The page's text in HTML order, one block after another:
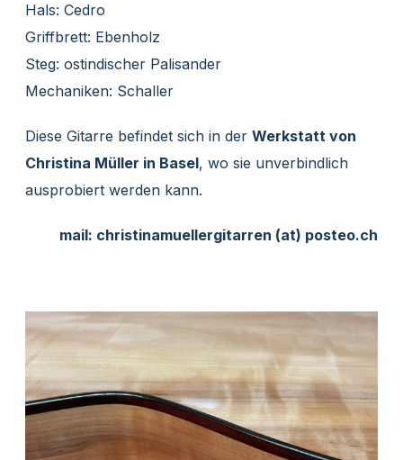
Hals: Cedro
Griffbrett: Ebenholz
Steg: ostindischer Palisander
Mechaniken: Schaller
Diese Gitarre befindet sich in der Werkstatt von
Christina Müller in Basel, wo sie unverbindlich
ausprobiert werden kann.
mail: christinamuellergitarren (at) posteo.ch